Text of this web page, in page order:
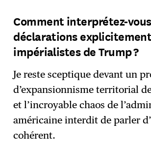
Comment interprétez-
déclarations explicitement
impérialistes de Trump ?
Je reste sceptique devant un
d’expansionnisme territorial
et l’incroyable chaos de
américaine interdit de parler
cohérent.